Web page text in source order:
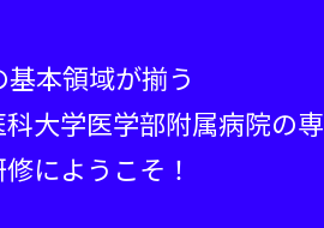
基本領域が揃う
大学医学部附属病院の専
にようこそ！